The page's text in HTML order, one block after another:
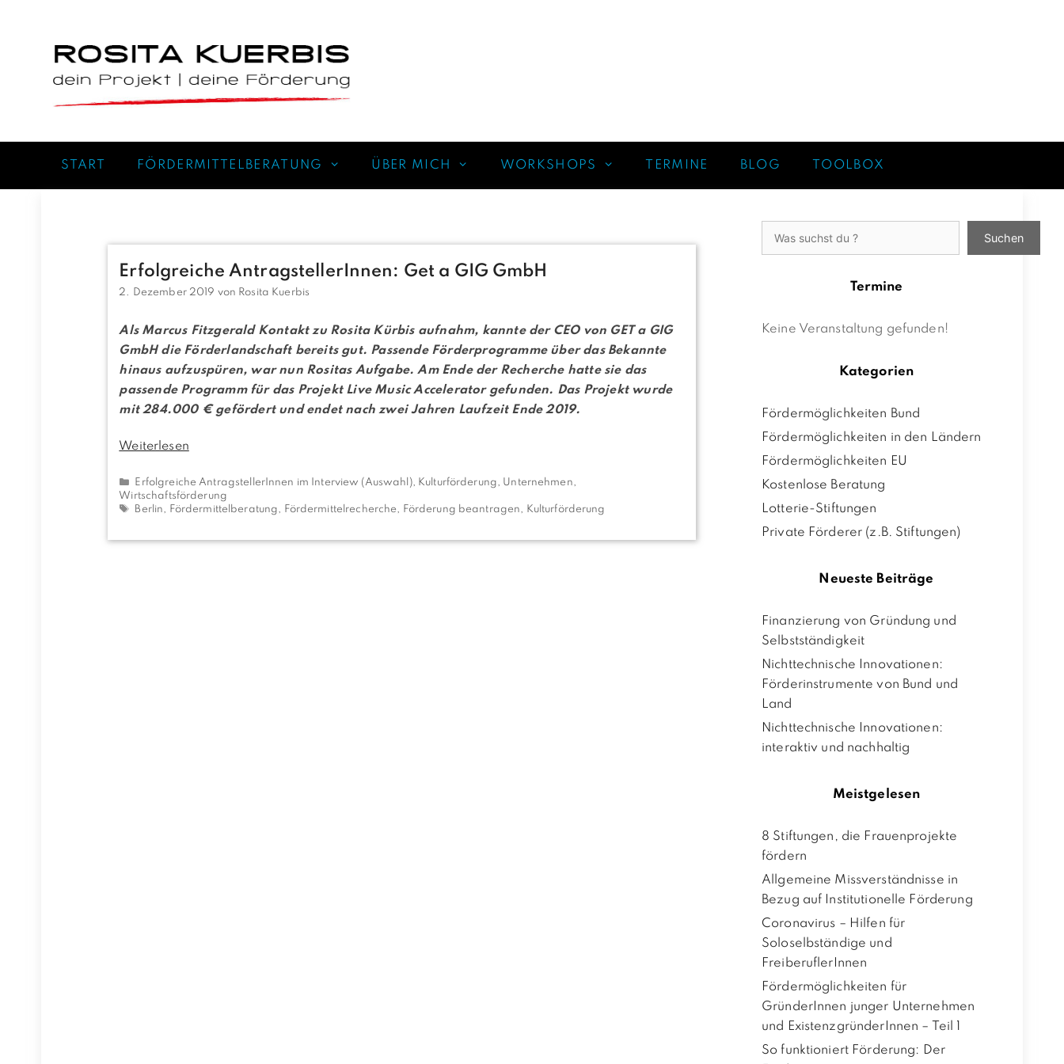
START FÖRDERMITTELBERATUNG ÜBER MICH WORKSHOPS TERMINE BLOG TOOLBOX
Erfolgreiche AntragstellerInnen: Get a GIG GmbH
2. Dezember 2019 von Rosita Kuerbis
Als Marcus Fitzgerald Kontakt zu Rosita Kürbis aufnahm, kannte der CEO von GET a GIG
GmbH die Förderlandschaft bereits gut. Passende Förderprogramme über das Bekannte
hinaus aufzuspüren, war nun Rositas Aufgabe. Am Ende der Recherche hatte sie das
passende Programm für das Projekt Live Music Accelerator gefunden. Das Projekt wurde
mit 284.000 € gefördert und endet nach zwei Jahren Laufzeit Ende 2019.
Weiterlesen
Kategorien
Erfolgreiche AntragstellerInnen im Interview (Auswahl), Kulturförderung, Unternehmen,
Wirtschaftsförderung
Schlagwörter
Berlin, Fördermittelberatung, Fördermittelrecherche, Förderung beantragen, Kulturförderung
Suchen
Termine
Keine Veranstaltung gefunden!
Kategorien
Fördermöglichkeiten Bund
Fördermöglichkeiten in den Ländern
Fördermöglichkeiten EU
Kostenlose Beratung
Lotterie-Stiftungen
Private Förderer (z.B. Stiftungen)
Neueste Beiträge
Finanzierung von Gründung und
Selbstständigkeit
Nichttechnische Innovationen:
Förderinstrumente von Bund und
Land
Nichttechnische Innovationen:
interaktiv und nachhaltig
Meistgelesen
8 Stiftungen, die Frauenprojekte
fördern
Allgemeine Missverständnisse in
Bezug auf Institutionelle Förderung
Coronavirus – Hilfen für
Soloselbständige und
FreiberuflerInnen
Fördermöglichkeiten für
GründerInnen junger Unternehmen
und ExistenzgründerInnen – Teil 1
So funktioniert Förderung: Der